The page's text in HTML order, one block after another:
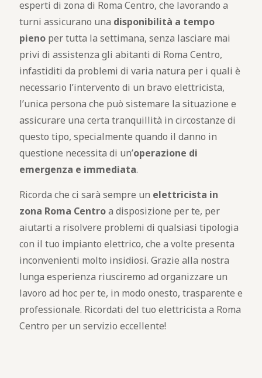
esperti di zona di Roma Centro, che lavorando a
turni assicurano una disponibilità a tempo
pieno per tutta la settimana, senza lasciare mai
privi di assistenza gli abitanti di Roma Centro,
infastiditi da problemi di varia natura per i quali è
necessario l’intervento di un bravo elettricista,
l’unica persona che può sistemare la situazione e
assicurare una certa tranquillità in circostanze di
questo tipo, specialmente quando il danno in
questione necessita di un’operazione di
emergenza e immediata.
Ricorda che ci sarà sempre un elettricista in
zona Roma Centroa disposizione per te, per
aiutarti a risolvere problemi di qualsiasi tipologia
con il tuo impianto elettrico, che a volte presenta
inconvenienti molto insidiosi. Grazie alla nostra
lunga esperienza riusciremo ad organizzare un
lavoro ad hoc per te, in modo onesto, trasparente e
professionale. Ricordati del tuo elettricista a Roma
Centro per un servizio eccellente!